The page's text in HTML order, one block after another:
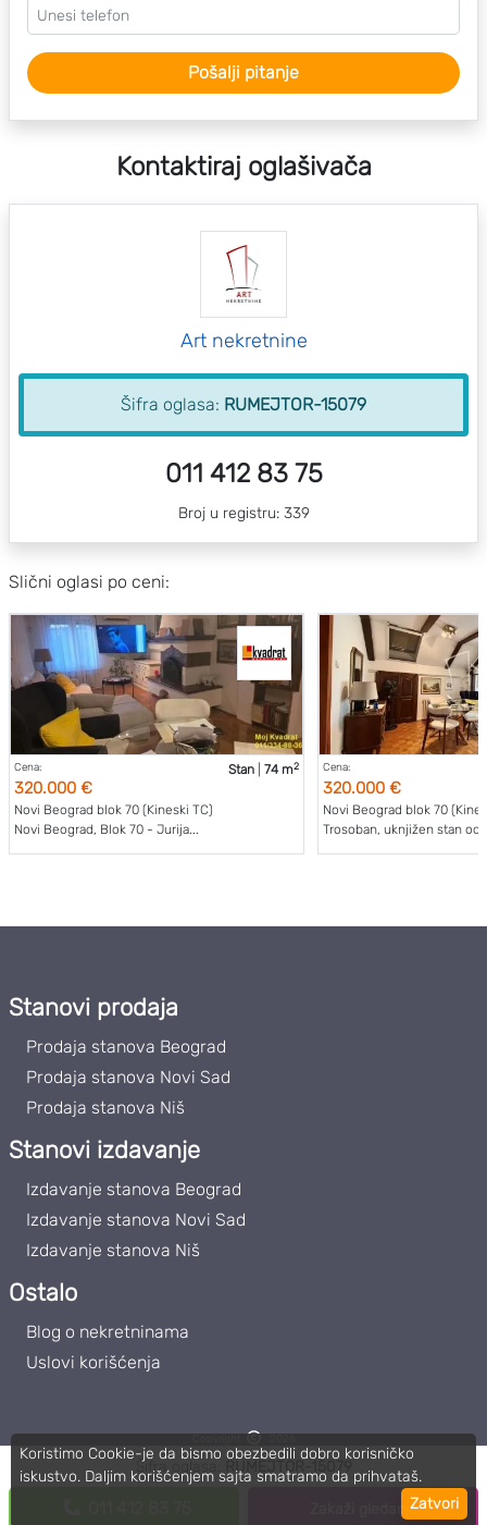
Šifra oglasa: RUMEJTOR-15079
Zakaži gledanje
Pošalji pitanje
Kontaktiraj oglašivača
Art nekretnine
Šifra oglasa: RUMEJTOR-15079
011 412 83 75
Broj u registru: 339
Slični oglasi po ceni:
Cena:
320.000 €
Stan| 74 m2
Novi Beograd blok 70 (Kineski TC)
Novi Beograd, Blok 70 - Jurija...
Cena:
320.000 €
Novi Beograd blok 70
Trosoban, uknjižen stan od
Stanovi prodaja
Prodaja stanova Beograd
Prodaja stanova Novi Sad
Prodaja stanova Niš
Stanovi izdavanje
Izdavanje stanova Beograd
Izdavanje stanova Novi Sad
Izdavanje stanova Niš
Ostalo
Blog o nekretninama
Uslovi korišćenja
Roommateor | PIB: 111859102
Koristimo Cookie-je da bismo obezbedili dobro korisničko
iskustvo. Daljim korišćenjem sajta smatramo da prihvataš.
Zatvori